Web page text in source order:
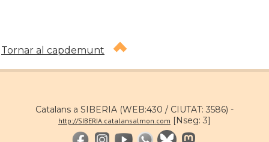
Tornar al capdemunt
Catalans a SIBERIA (WEB:430 / CIUTAT: 3586) -
http://SIBERIA.catalansalmon.com [Nseg: 3]